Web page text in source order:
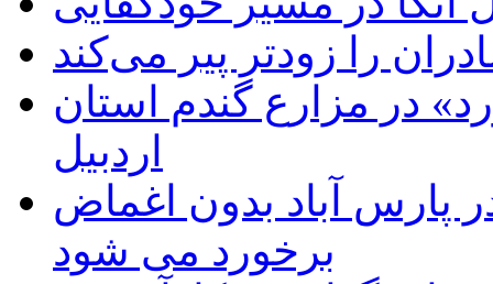
را زودتر پیر می‌کند
در مزارع گندم استان
اردبیل
پارس آباد بدون اغماض
برخورد می شود